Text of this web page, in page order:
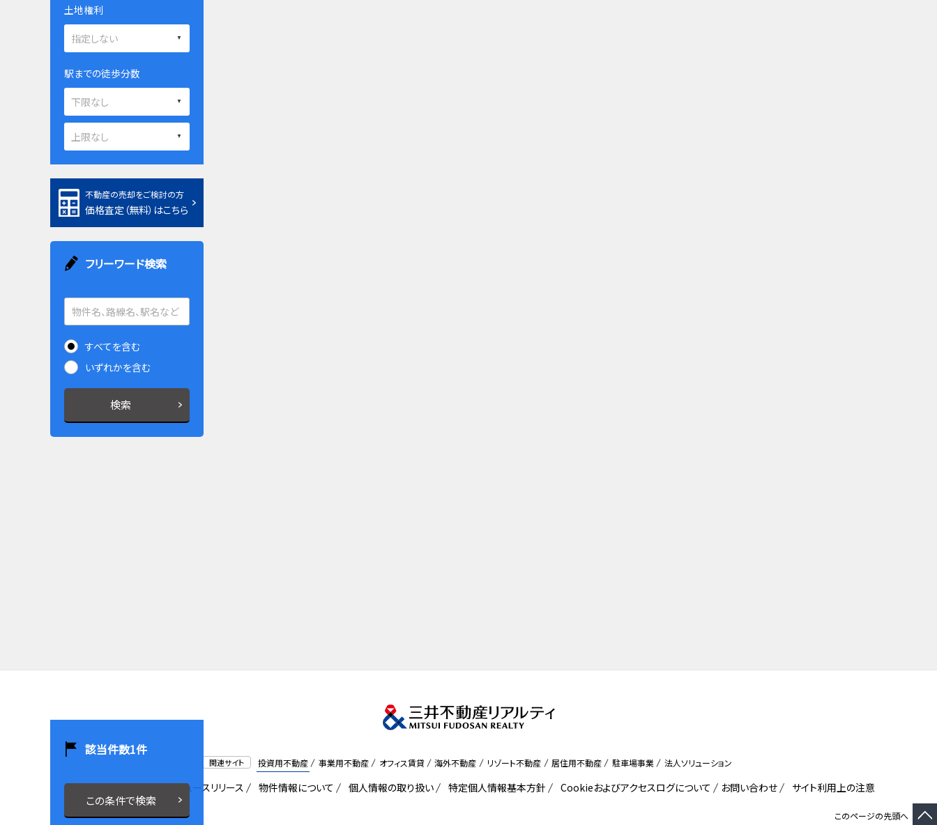
土地権利
駅までの徒歩分数
該当件数1件
この条件で検索
不動産の売却をご検討の方
価格査定（無料）はこちら
フリーワード検索
すべてを含む
いずれかを含む
検索
このページの先頭へ
関連サイト 投資用不動産 事業用不動産 オフィス賃貸 海外不動産 リゾート不動産 居住用不動産 駐車場事業 法人ソリューション
会社概要 採用情報 ニュースリリース 物件情報について 個人情報の取り扱い 特定個人情報基本方針 Cookieおよびアクセスログについて お問い合わせ サイト利用上の注意